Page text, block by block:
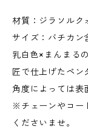
材質：ジラソルク
サイズ：バチカ
乳白色×まんまる
匠で仕上げたペン
角度によっては表
※チェーンやコー
くださいませ。